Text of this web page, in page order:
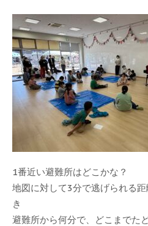
1番近い避難所はどこかな？
地図に対して3分で逃げられる
き
避難所から何分で、どこまでた